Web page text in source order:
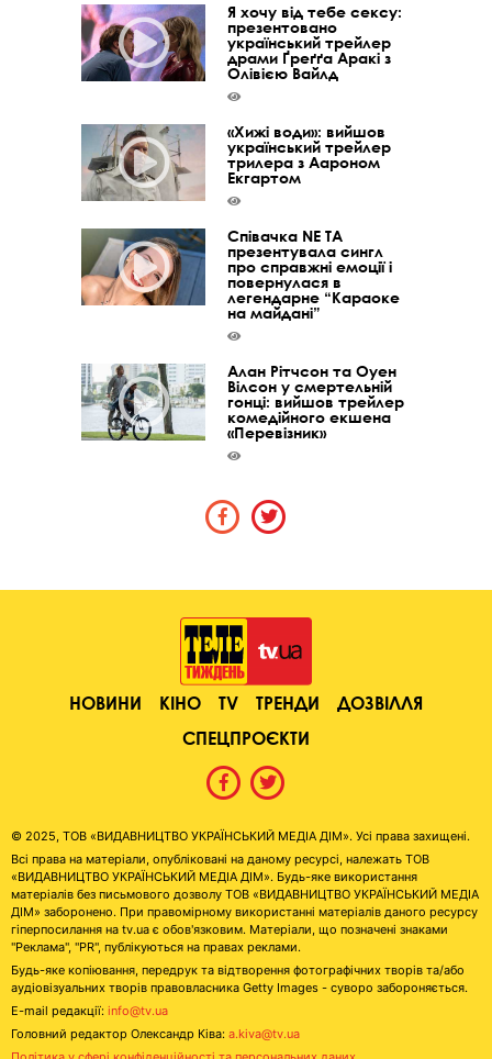
Я хочу від тебе сексу:
презентовано
український трейлер
драми Ґреґґа Аракі з
Олівією Вайлд
«Хижі води»: вийшов
український трейлер
трилера з Аароном
Екгартом
Співачка NE TA
презентувала сингл
про справжні емоції і
повернулася в
легендарне “Караоке
на майдані”
Алан Рітчсон та Оуен
Вілсон у смертельній
гонці: вийшов трейлер
комедійного екшена
«Перевізник»
НОВИНИ КІНО TV ТРЕНДИ
ДОЗВІЛЛЯ
СПЕЦПРОЄКТИ
© 2025, ТОВ «ВИДАВНИЦТВО УКРАЇНСЬКИЙ МЕДІА ДІМ». Усі права захищені.
Всі права на матеріали, опубліковані на даному ресурсі, належать ТОВ
«ВИДАВНИЦТВО УКРАЇНСЬКИЙ МЕДІА ДІМ». Будь-яке використання
матеріалів без письмового дозволу ТОВ «ВИДАВНИЦТВО УКРАЇНСЬКИЙ МЕДІА
ДІМ» заборонено. При правомірному використанні матеріалів даного ресурсу
гіперпосилання на tv.ua є обов'язковим. Матеріали, що позначені знаками
"Реклама", "PR", публікуються на правах реклами.
Будь-яке копіювання, передрук та відтворення фотографічних творів та/або
аудіовізуальних творів правовласника Getty Images - суворо забороняється.
E-mail редакції: info@tv.ua
Головний редактор Олександр Ківа: a.kiva@tv.ua